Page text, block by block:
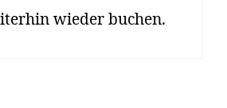
wieder buchen.